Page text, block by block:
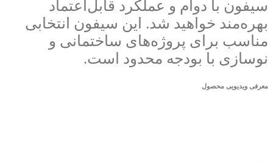
سیفون با دوام و عملکرد قابل‌اعتماد
بهره‌مند خواهید شد. این سیفون انتخابی
مناسب برای پروژه‌های ساختمانی و
نوسازی با بودجه محدود است.
معرفی ویدیویی محصول